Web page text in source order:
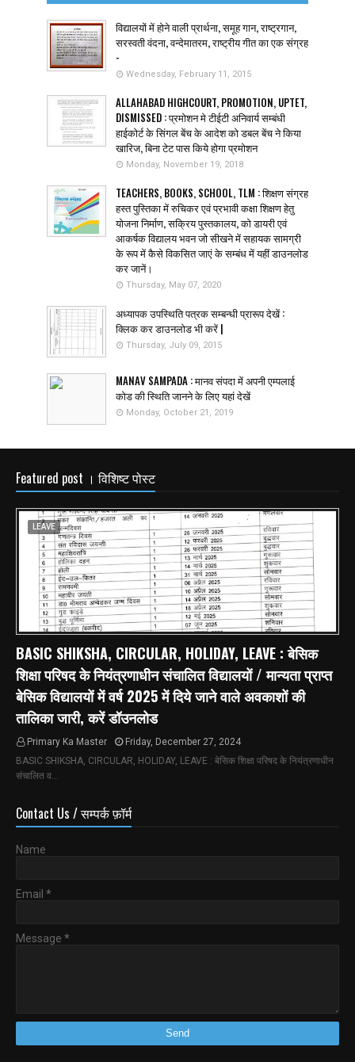
विद्यालयों में होने वाली प्रार्थना, समूह गान, राष्ट्रगान,
सरस्वती वंदना, वन्देमातरम, राष्ट्रीय गीत का एक संग्रह
-
Wednesday, February 11, 2015
ALLAHABAD HIGHCOURT, PROMOTION, UPTET,
DISMISSED : प्रमोशन मे टीईटी अनिवार्य सम्बंधी
हाईकोर्ट के सिंगल बेंच के आदेश को डबल बेंच ने किया
खारिज, बिना टेट पास किये होगा प्रमोशन
Monday, November 19, 2018
TEACHERS, BOOKS, SCHOOL, TLM : शिक्षण संग्रह
हस्त पुस्तिका में रुचिकर एवं प्रभावी कक्षा शिक्षण हेतु
योजना निर्माण, सक्रिय पुस्तकालय, को डायरी एवं
आकर्षक विद्यालय भवन जो सीखने में सहायक सामग्री
के रूप में कैसे विकसित जाएं के सम्बंध में यहीं डाउनलोड
कर जानें।
Thursday, May 07, 2020
अध्यापक उपस्थिति पत्रक सम्बन्धी प्रारूप देखें :
क्लिक कर डाउनलोड भी करें |
Thursday, July 09, 2015
MANAV SAMPADA : मानव संपदा में अपनी एम्पलाई
कोड की स्थिति जानने के लिए यहां देखें
Monday, October 21, 2019
Featured post । विशिष्ट पोस्ट
LEAVE
BASIC SHIKSHA, CIRCULAR, HOLIDAY, LEAVE : बेसिक
शिक्षा परिषद के नियंत्रणाधीन संचालित विद्यालयों / मान्यता प्राप्त
बेसिक विद्यालयों में वर्ष 2025 में दिये जाने वाले अवकाशों की
तालिका जारी, करें डॉउनलोड
Primary Ka Master
Friday, December 27, 2024
BASIC SHIKSHA, CIRCULAR, HOLIDAY, LEAVE : बेसिक शिक्षा परिषद के नियंत्रणाधीन
संचालित व…
Contact Us / सम्पर्क फ़ॉर्म
Name
Email *
Message *